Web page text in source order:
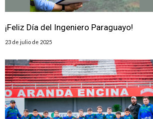
¡Feliz Día del Ingeniero Paraguayo!
23 de julio de 2025